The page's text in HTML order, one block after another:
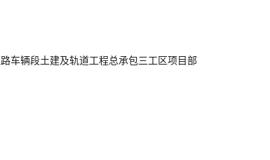
车辆段土建及轨道工程总承包三工区项目部